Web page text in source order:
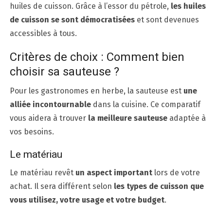
huiles de cuisson. Grâce à l’essor du pétrole, les huiles
de cuisson se sont démocratisées et sont devenues
accessibles à tous.
Critères de choix : Comment bien
choisir sa sauteuse ?
Pour les gastronomes en herbe, la sauteuse est une
alliée incontournable dans la cuisine. Ce comparatif
vous aidera à trouver la meilleure sauteuse adaptée à
vos besoins.
Le matériau
Le matériau revêt un aspect important lors de votre
achat. Il sera différent selon les types de cuisson que
vous utilisez, votre usage et votre budget.